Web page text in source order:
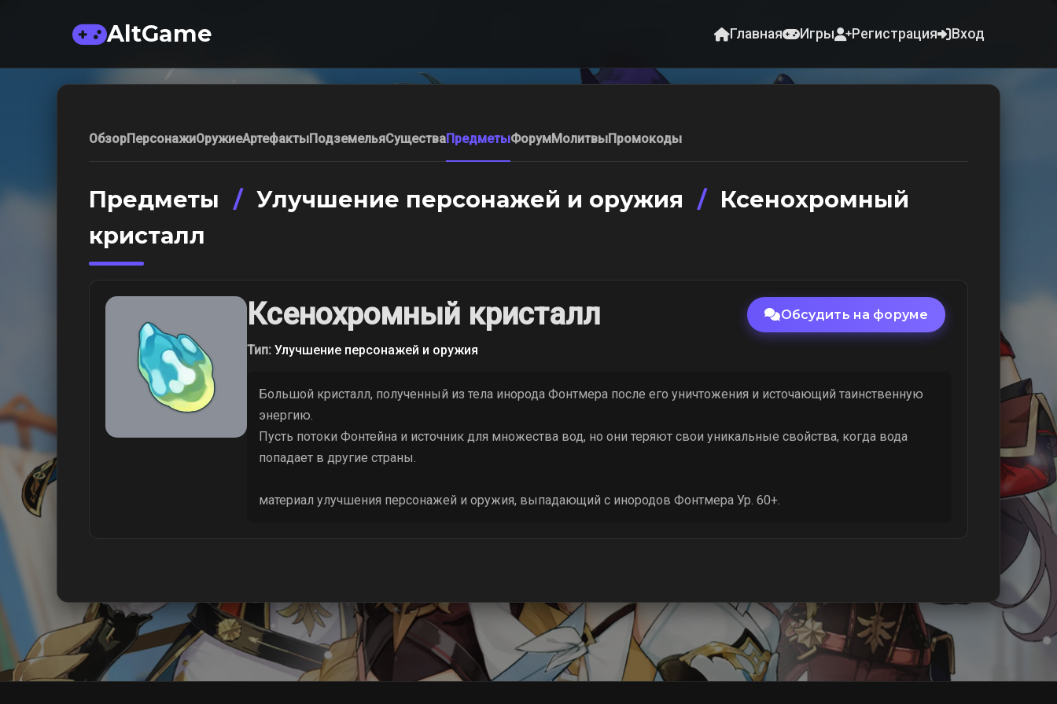
AltGame Главная Игры Регистрация Вход
ОбзорПерсонажиОружиеАртефактыПодземельяСуществаПредметыФорумМолитвыПромокоды
Предметы / Улучшение персонажей и оружия / Ксенохромный
кристалл
Ксенохромный кристалл Обсудить на форуме
Тип: Улучшение персонажей и оружия
Большой кристалл, полученный из тела инорода Фонтмера после его уничтожения и источающий таинственную
энергию.
Пусть потоки Фонтейна и источник для множества вод, но они теряют свои уникальные свойства, когда вода
попадает в другие страны.
материал улучшения персонажей и оружия, выпадающий с инородов Фонтмера Ур. 60+.